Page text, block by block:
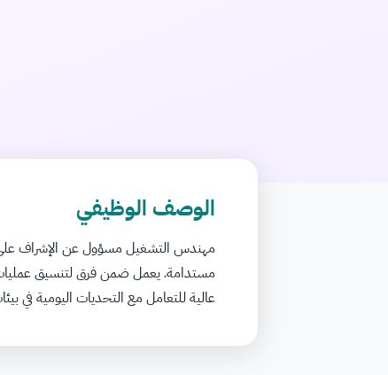
الوصف الوظيفي
مهندس التشغيل مسؤول عن الإشراف على
مستدامة. يعمل ضمن فرق لتنسيق عمليات
عالية للتعامل مع التحديات اليومية في